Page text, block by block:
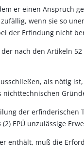
er einen Anspruch
zufällig, wenn sie so
der Erfindung nicht
nach den Artikeln
als nötig
der
EPÜ unzulässige
enthält, muß die